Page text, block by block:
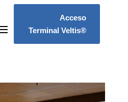
Acceso
Terminal Veltis®